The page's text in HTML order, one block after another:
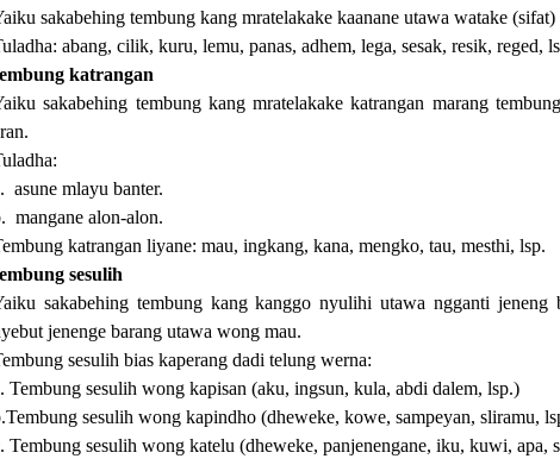
sakabehing tembung kang mratelakake kaanane utawa watake (sifat)
abang, cilik, kuru, lemu, panas, adhem, lega, sesak, resik, reged,
katrangan
sakabehing tembung kang mratelakake katrangan marang
asune mlayu banter.
mangane alon-alon.
katrangan liyane: mau, ingkang, kana, mengko, tau, mesthi, lsp.
sesulih
sakabehing tembung kang kanggo nyulihi utawa ngganti jeneng
jenenge barang utawa wong mau.
sesulih bias kaperang dadi telung werna:
Tembung sesulih wong kapisan (aku, ingsun, kula, abdi dalem, lsp.)
sesulih wong kapindho (dheweke, kowe, sampeyan, sliramu,
Tembung sesulih wong katelu (dheweke, panjenengane, iku, kuwi, apa,